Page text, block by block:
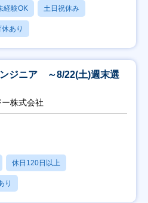
経験OK 土日祝休み
あり
ンジニア ～8/22(土)週末選
株式会社
休日120日以上
り